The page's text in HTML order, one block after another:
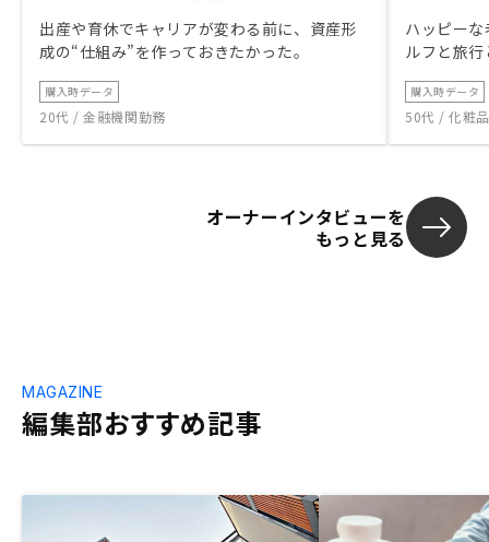
出産や育休でキャリアが変わる前に、資産形
成の“仕組み”を作っておきたかった。
購入時データ
20代 / 金融機関勤務
ハッピー
ルフと旅
購入時データ
50代 / 化粧
オーナーインタビューを
もっと見る
編集部おすすめ記事
MAGAZINE